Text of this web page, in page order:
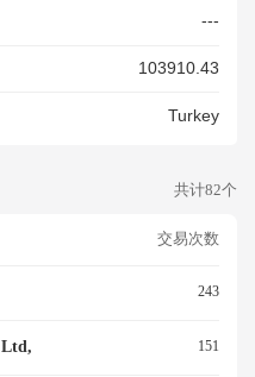
---
103910.43
Turkey
共计82个
交易次数
243
151